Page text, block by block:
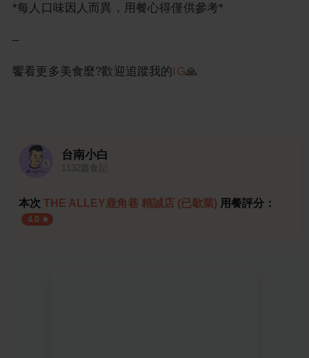
*每人口味因人而異，用餐心得僅供參考*
–
饗看更多美食麼?歡迎追蹤我的IG🙏
台南小白
1132 篇食記
本次 THE ALLEY鹿角巷 精誠店 (已歇業) 用餐評分：
4.0